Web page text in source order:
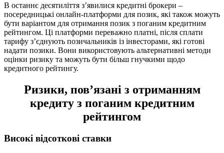
В останнє десятиліття з’явилися кредитні брокери –
посередницькі онлайн-платформи для позик, які також можуть
бути варіантом для отримання позик з поганим кредитним
рейтингом. Ці платформи переважно платні, після сплати
тарифу з’єднують позичальників із інвесторами, які готові
надати позики. Вони використовують альтернативні методи
оцінки ризику та можуть бути більш гнучкими щодо
кредитного рейтингу.
Ризики, пов’язані з отриманням
кредиту з поганим кредитним
рейтингом
Високі відсоткові ставки